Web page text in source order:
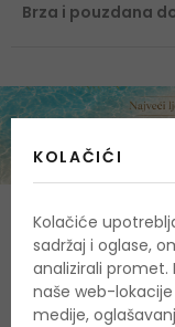
Brza i pouzdana
O proizvodu
OPIS OCJENA
KOLAČIĆI
Kolačiće
sadržaj i oglase,
analizirali
naše web-
medije,